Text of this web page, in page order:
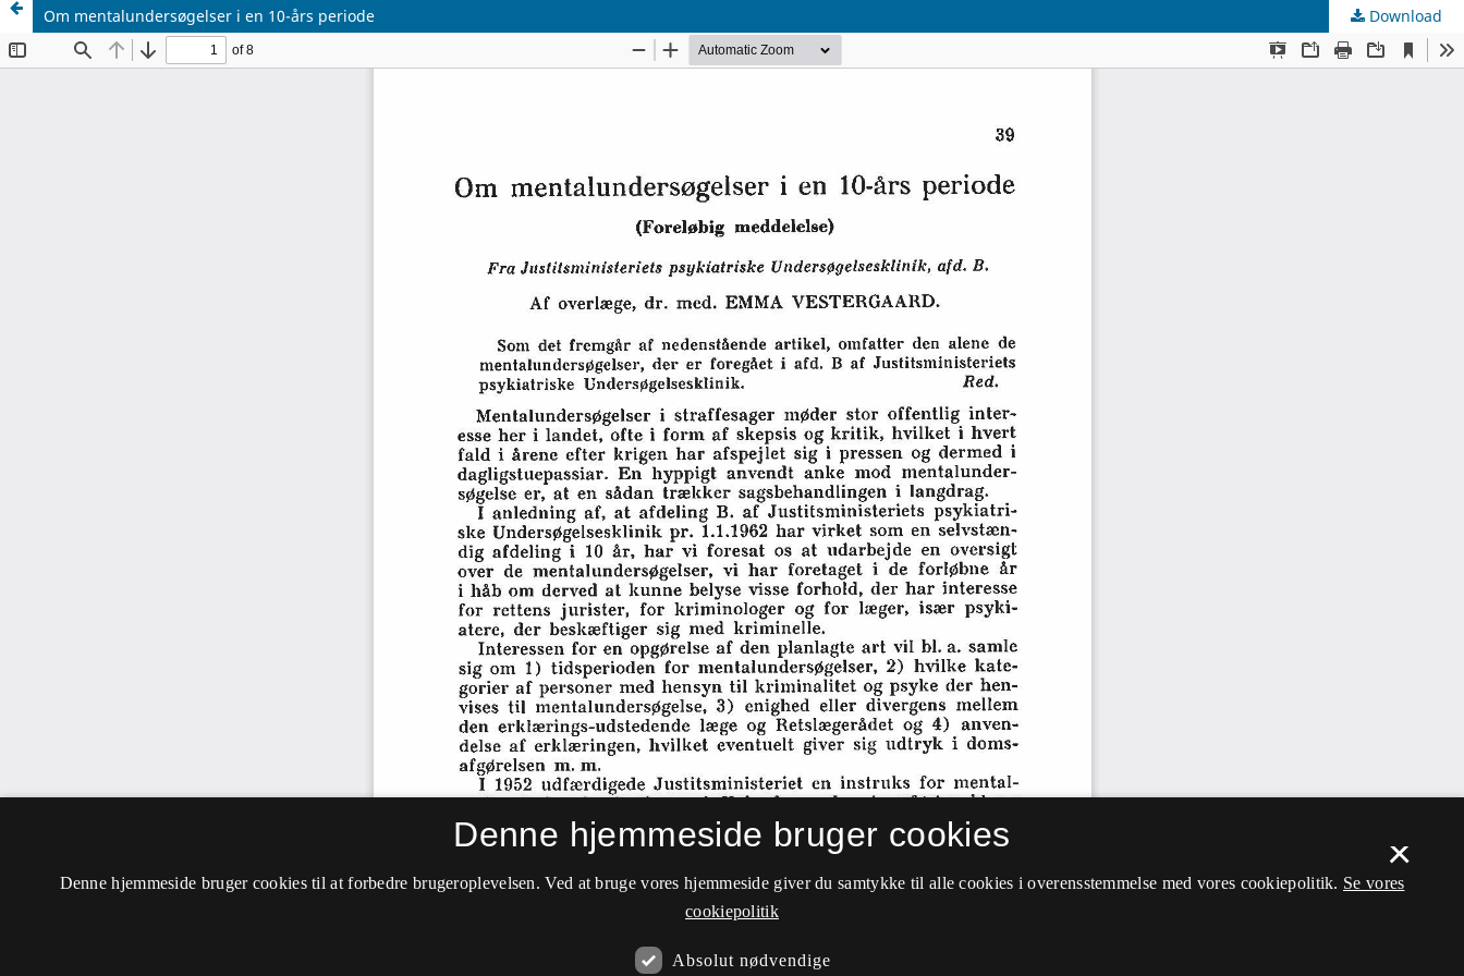
Om mentalundersøgelser i en 10-års periode Download
×
Denne hjemmeside bruger cookies
Denne hjemmeside bruger cookies til at forbedre brugeroplevelsen. Ved at bruge vores hjemmeside giver du samtykke til alle cookies i overensstemmelse med vores cookiepolitik. Se vores
cookiepolitik
Absolut nødvendige